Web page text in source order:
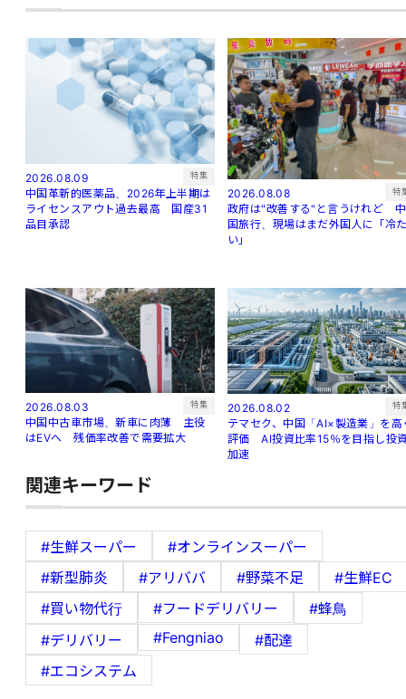
2026.08.09 特集
中国革新的医薬品、2026年上半期は
ライセンスアウト過去最高 国産31
品目承認
2026.08.08 特
政府は"改善する"と言うけれど 中
国旅行、現場はまだ外国人に「冷
い」
2026.08.03 特集
中国中古車市場、新車に肉薄 主役
はEVへ 残価率改善で需要拡大
2026.08.02 特
テマセク、中国「AI×製造業」を高
評価 AI投資比率15％を目指し投
加速
関連キーワード
#生鮮スーパー
#オンラインスーパー
#新型肺炎
#アリババ #野菜不足
#生鮮EC
#買い物代行
#フードデリバリー
#蜂鳥
#デリバリー
#Fengniao
#配達
#エコシステム